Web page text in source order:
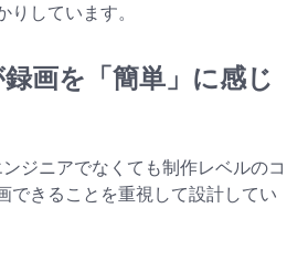
りしています。
画を「簡単」に感じ
ジニアでなくても制作レベルのコ
できることを重視して設計してい